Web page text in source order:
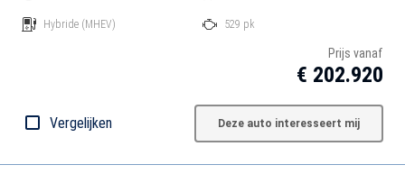
Hybride (MHEV) 529 pk
Prijs vanaf
€ 202.920
Vergelijken Deze auto interesseert mij